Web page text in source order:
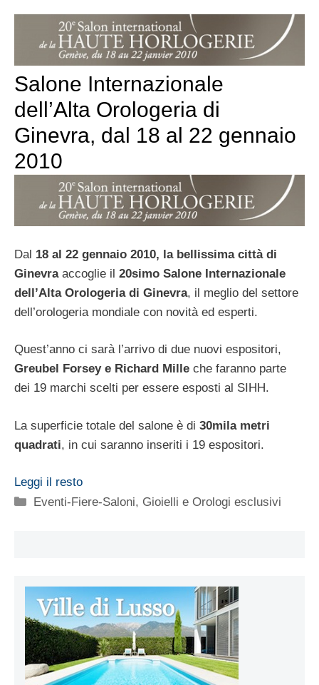
Salone Internazionale
dell’Alta Orologeria di
Ginevra, dal 18 al 22 gennaio
2010
Dal 18 al 22 gennaio 2010, la bellissima città di
Ginevraaccoglie il 20simo Salone Internazionale
dell’Alta Orologeria di Ginevra, il meglio del settore
dell’orologeria mondiale con novità ed esperti.
Quest’anno ci sarà l’arrivo di due nuovi espositori,
Greubel Forsey e Richard Mille che faranno parte
dei 19 marchi scelti per essere esposti al SIHH.
La superficie totale del salone è di 30mila metri
quadrati, in cui saranno inseriti i 19 espositori.
Leggi il resto
Categorie
Eventi-Fiere-Saloni, Gioielli e Orologi esclusivi